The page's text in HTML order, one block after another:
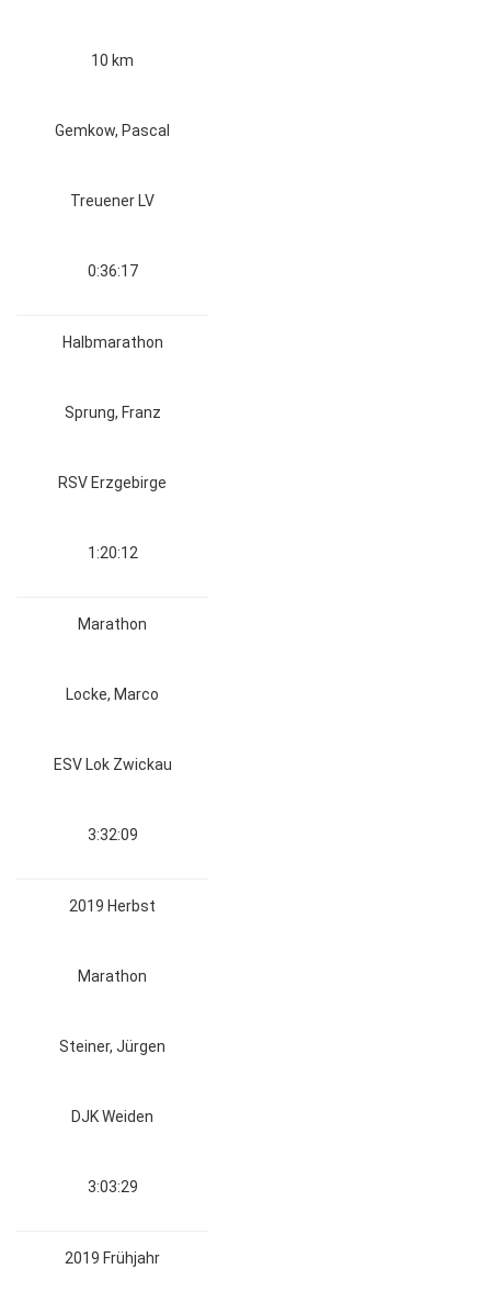
10 km
Gemkow, Pascal
Treuener LV
0:36:17
Halbmarathon
Sprung, Franz
RSV Erzgebirge
1:20:12
Marathon
Locke, Marco
ESV Lok Zwickau
3:32:09
2019 Herbst
Marathon
Steiner, Jürgen
DJK Weiden
3:03:29
2019 Frühjahr